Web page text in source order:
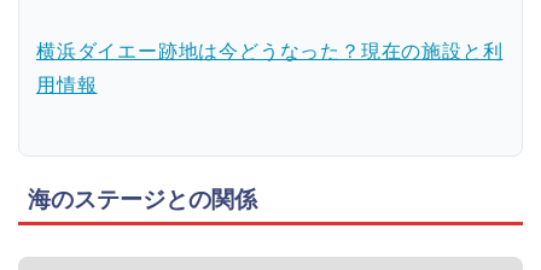
横浜ダイエー跡地は今どうなった？現在の施設と利
用情報
海のステージとの関係